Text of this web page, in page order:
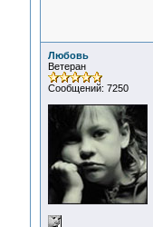
Любовь
Ветеран
Сообщений: 7250